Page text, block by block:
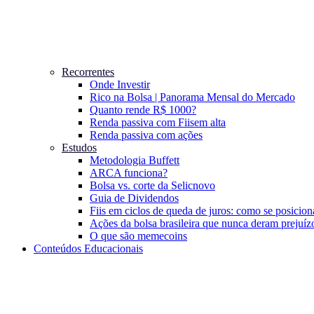
Recorrentes
Onde Investir
Rico na Bolsa | Panorama Mensal do Mercado
Quanto rende R$ 1000?
Renda passiva com Fiisem alta
Renda passiva com ações
Estudos
Metodologia Buffett
ARCA funciona?
Bolsa vs. corte da Selicnovo
Guia de Dividendos
Fiis em ciclos de queda de juros: como se
Ações da bolsa brasileira que nunca deram
O que são memecoins
Conteúdos Educacionais